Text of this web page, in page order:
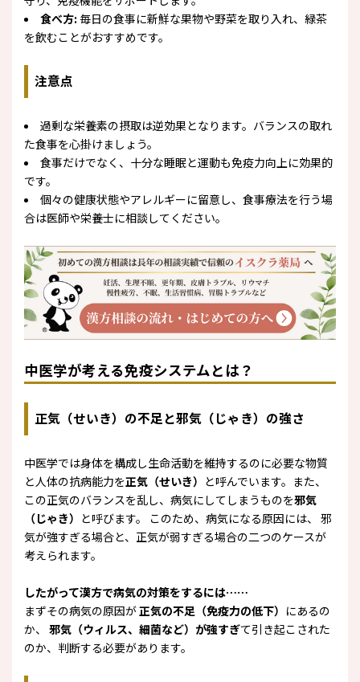
食べ方: 毎日の食事に新鮮な果物や野菜を取り入れ、緑茶
を飲むことがおすすめです。
注意点
過剰な栄養素の摂取は逆効果となります。バランスの取れ
た食事を心掛けましょう。
食事だけでなく、十分な睡眠と運動も免疫力向上に効果的
です。
個々の健康状態やアレルギーに留意し、食事療法を行う場
合は医師や栄養士に相談してください。
中医学が考える免疫システムとは？
正気（せいき）の不足と邪気（じゃき）の強さ
中医学では身体を構成し生命活動を維持するのに必要な物質
と人体の抗病能力を正気（せいき） と呼んでいます。また、
この正気のバランスを乱し、病気にしてしまうものを邪気
（じゃき） と呼びます。 このため、病気になる原因には、 邪
気が強すぎる場合と、正気が弱すぎる場合の二つのケースが
考えられます。
したがって漢方で病気の対策をするには⋯⋯
まずその病気の原因が正気の不足（免疫力の低下） にあるの
か、 邪気（ウィルス、細菌など）が強すぎて引き起こされた
のか、判断する必要があります。